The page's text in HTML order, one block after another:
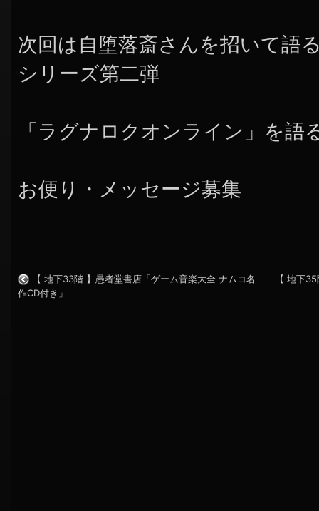
次回は自堕落斎さんを招いて語
シリーズ第二弾
「ラグナロクオンライン」を
お便り・メッセージ募集
【 地下33階 】愚者堂書店「ゲーム音楽大全 ナムコ名
作CD付き」
【 地下